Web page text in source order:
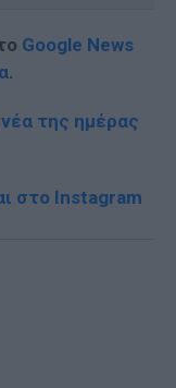
Google News
.
της ημέρας
στο Instagram